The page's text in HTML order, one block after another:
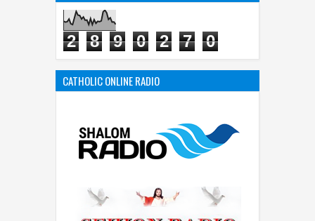
2 8 9 0 2 7 0
CATHOLIC ONLINE RADIO